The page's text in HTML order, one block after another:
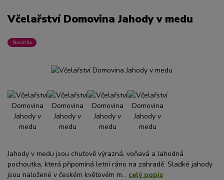
Včelařství Domovina Jahody v medu
Novinka
Jahody v medu jsou chuťově výrazná, voňavá a lahodná
pochoutka, která připomíná letní ráno na zahradě. Sladké jahody
jsou naložené v českém květovém m... celý popis